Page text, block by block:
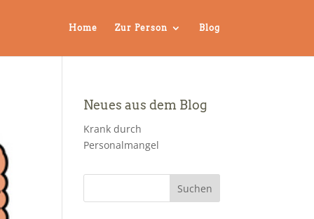
Home Zur Person Blog
Neues aus dem Blog
Krank durch
Personalmangel
Suchen